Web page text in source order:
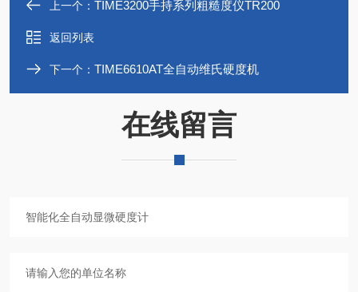
上一个： TIME3200手持系列粗糙度仪TR200
返回列表
下一个： TIME6610AT全自动维氏硬度机
在线留言